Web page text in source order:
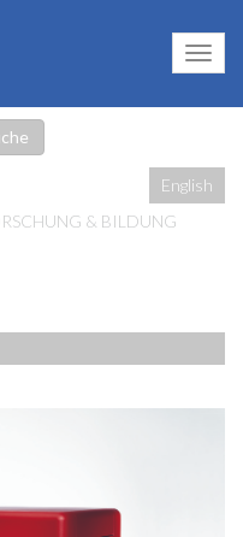
English
& BILDUNG